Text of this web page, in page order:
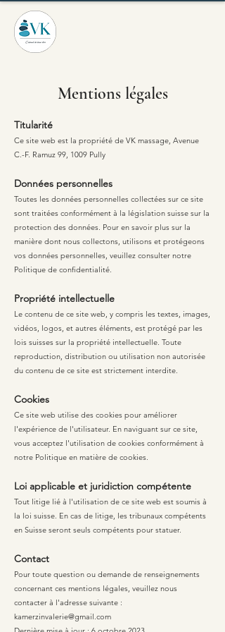
Mentions légales
Titularité
Ce site web est la propriété de VK massage, Avenue
C.-F. Ramuz 99, 1009 Pully
Données personnelles
Toutes les données personnelles collectées sur ce site
sont traitées conformément à la législation suisse sur la
protection des données. Pour en savoir plus sur la
manière dont nous collectons, utilisons et protégeons
vos données personnelles, veuillez consulter notre
Politique de confidentialité.
Propriété intellectuelle
Le contenu de ce site web, y compris les textes, images,
vidéos, logos, et autres éléments, est protégé par les
lois suisses sur la propriété intellectuelle. Toute
reproduction, distribution ou utilisation non autorisée
du contenu de ce site est strictement interdite.
Cookies
Ce site web utilise des cookies pour améliorer
l'expérience de l'utilisateur. En naviguant sur ce site,
vous acceptez l'utilisation de cookies conformément à
notre Politique en matière de cookies.
Loi applicable et juridiction compétente
Tout litige lié à l'utilisation de ce site web est soumis à
la loi suisse. En cas de litige, les tribunaux compétents
en Suisse seront seuls compétents pour statuer.
Contact
Pour toute question ou demande de renseignements
concernant ces mentions légales, veuillez nous
contacter à l'adresse suivante :
kamerzinvalerie@gmail.com